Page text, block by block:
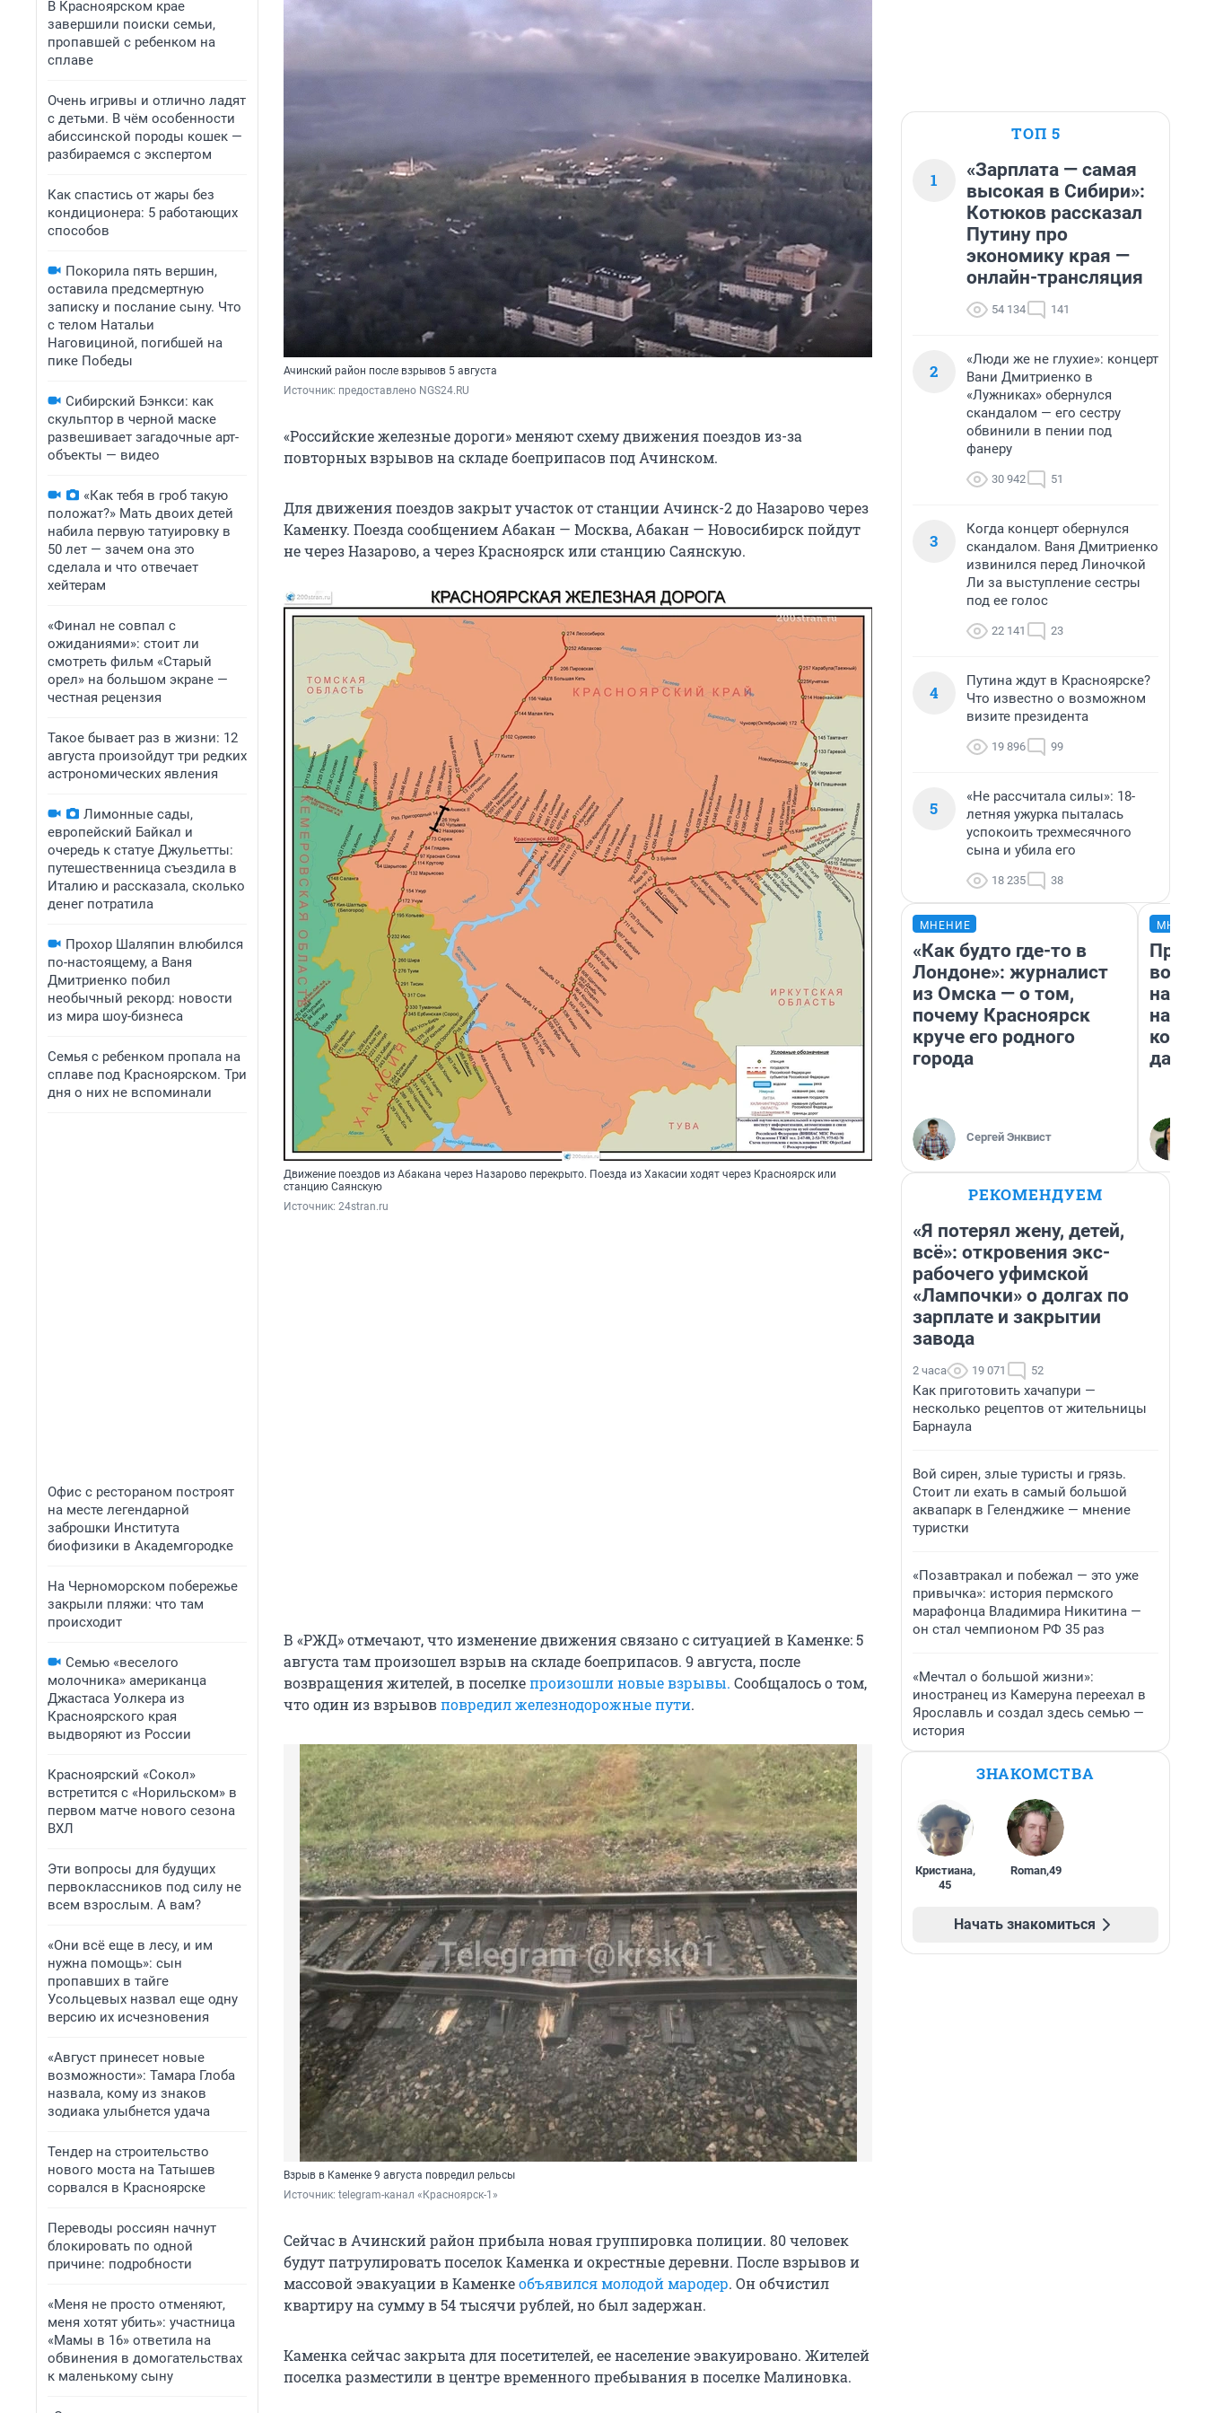
В Красноярском крае
завершили поиски семьи,
пропавшей с ребенком на
сплаве
Очень игривы и отлично ладят
с детьми. В чём особенности
абиссинской породы кошек —
разбираемся с экспертом
Как спастись от жары без
кондиционера: 5 работающих
способов
Покорила пять вершин,
оставила предсмертную
записку и послание сыну. Что
с телом Натальи
Наговициной, погибшей на
пике Победы
Сибирский Бэнкси: как
скульптор в черной маске
развешивает загадочные арт-
объекты — видео
«Как тебя в гроб такую
положат?» Мать двоих детей
набила первую татуировку в
50 лет — зачем она это
сделала и что отвечает
хейтерам
«Финал не совпал с
ожиданиями»: стоит ли
смотреть фильм «Старый
орел» на большом экране —
честная рецензия
Такое бывает раз в жизни: 12
августа произойдут три редких
астрономических явления
Лимонные сады,
европейский Байкал и
очередь к статуе Джульетты:
путешественница съездила в
Италию и рассказала, сколько
денег потратила
Прохор Шаляпин влюбился
по-настоящему, а Ваня
Дмитриенко побил
необычный рекорд: новости
из мира шоу-бизнеса
Семья с ребенком пропала на
сплаве под Красноярском. Три
дня о них не вспоминали
Офис с рестораном построят
на месте легендарной
заброшки Института
биофизики в Академгородке
На Черноморском побережье
закрыли пляжи: что там
происходит
Семью «веселого
молочника» американца
Джастаса Уолкера из
Красноярского края
выдворяют из России
Красноярский «Сокол»
встретится с «Норильском» в
первом матче нового сезона
ВХЛ
Эти вопросы для будущих
первоклассников под силу не
всем взрослым. А вам?
«Они всё еще в лесу, и им
нужна помощь»: сын
пропавших в тайге
Усольцевых назвал еще одну
версию их исчезновения
«Август принесет новые
возможности»: Тамара Глоба
назвала, кому из знаков
зодиака улыбнется удача
Тендер на строительство
нового моста на Татышев
сорвался в Красноярске
Переводы россиян начнут
блокировать по одной
причине: подробности
«Меня не просто отменяют,
меня хотят убить»: участница
«Мамы в 16» ответила на
обвинения в домогательствах
к маленькому сыну
Ачинский район после взрывов 5 августа
Источник: предоставлено NGS24.RU
«Российские железные дороги» меняют схему движения поездов из-за
повторных взрывов на складе боеприпасов под Ачинском.
Для движения поездов закрыт участок от станции Ачинск-2 до Назарово через
Каменку. Поезда сообщением Абакан — Москва, Абакан — Новосибирск пойдут
не через Назарово, а через Красноярск или станцию Саянскую.
Движение поездов из Абакана через Назарово перекрыто. Поезда из Хакасии ходят через Красноярск или
станцию Саянскую
Источник: 24stran.ru
В «РЖД» отмечают, что изменение движения связано с ситуацией в Каменке: 5
августа там произошел взрыв на складе боеприпасов. 9 августа, после
возвращения жителей, в поселкепроизошли новые взрывы. Сообщалось о том,
что один из взрывовповредил железнодорожные пути.
Взрыв в Каменке 9 августа повредил рельсы
Источник: telegram-канал «Красноярск-1»
Сейчас в Ачинский район прибыла новая группировка полиции. 80 человек
будут патрулировать поселок Каменка и окрестные деревни. После взрывов и
массовой эвакуации в Каменкеобъявился молодой мародер. Он обчистил
квартиру на сумму в 54 тысячи рублей, но был задержан.
Каменка сейчас закрыта для посетителей, ее население эвакуировано. Жителей
поселка разместили в центре временного пребывания в поселке Малиновка.
ТОП 5
1
«Зарплата — самая
высокая в Сибири»:
Котюков рассказал
Путину про
экономику края —
онлайн-трансляция
54 134 141
2
«Люди же не глухие»: концерт
Вани Дмитриенко в
«Лужниках» обернулся
скандалом — его сестру
обвинили в пении под
фанеру
30 942 51
3
Когда концерт обернулся
скандалом. Ваня Дмитриенко
извинился перед Линочкой
Ли за выступление сестры
под ее голос
22 141 23
4
Путина ждут в Красноярске?
Что известно о возможном
визите президента
19 896 99
5
«Не рассчитала силы»: 18-
летняя ужурка пыталась
успокоить трехмесячного
сына и убила его
18 235 38
МНЕНИЕ
«Как будто где-то в
Лондоне»: журналист
из Омска — о том,
почему Красноярск
круче его родного
города
Сергей Энквист
нам
даже
РЕКОМЕНДУЕМ
«Я потерял жену, детей,
всё»: откровения экс-
рабочего уфимской
«Лампочки» о долгах по
зарплате и закрытии
завода
2 часа 19 071 52
Как приготовить хачапури —
несколько рецептов от жительницы
Барнаула
Вой сирен, злые туристы и грязь.
Стоит ли ехать в самый большой
аквапарк в Геленджике — мнение
туристки
«Позавтракал и побежал — это уже
привычка»: история пермского
марафонца Владимира Никитина —
он стал чемпионом РФ 35 раз
«Мечтал о большой жизни»:
иностранец из Камеруна переехал в
Ярославль и создал здесь семью —
история
ЗНАКОМСТВА
Кристиана,
45
Roman,49
Начать знакомиться